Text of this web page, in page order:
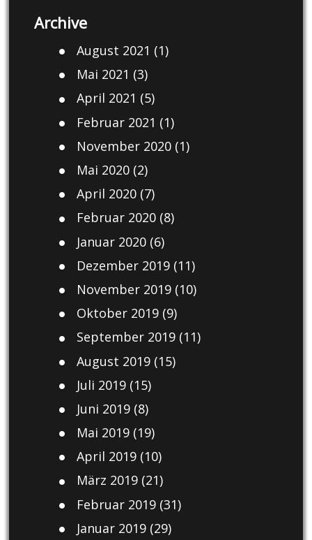
Archive
August 2021 (1)
Mai 2021 (3)
April 2021 (5)
Februar 2021 (1)
November 2020(1)
Mai 2020(2)
April 2020(7)
Februar 2020(8)
Januar 2020(6)
Dezember 2019(11)
November 2019(10)
Oktober 2019(9)
September 2019(11)
August 2019(15)
Juli 2019(15)
Juni 2019(8)
Mai 2019(19)
April 2019(10)
März 2019(21)
Februar 2019(31)
Januar 2019(29)